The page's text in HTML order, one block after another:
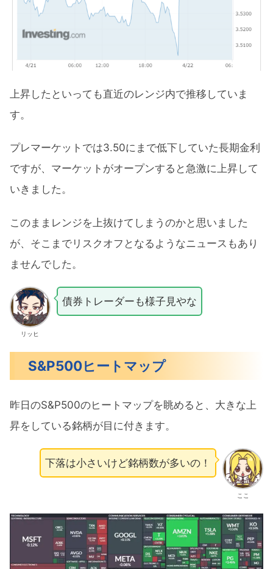
上昇したといっても直近のレンジ内で推移していま
す。
プレマーケットでは3.50にまで低下していた長期金利
ですが、マーケットがオープンすると急激に上昇して
いきました。
このままレンジを上抜けてしまうのかと思いました
が、そこまでリスクオフとなるようなニュースもあり
ませんでした。
リッヒ
債券トレーダーも様子見やな
S&P500ヒートマップ
昨日のS&P500のヒートマップを眺めると、大きな上
昇をしている銘柄が目に付きます。
ここ
下落は小さいけど銘柄数が多いの！